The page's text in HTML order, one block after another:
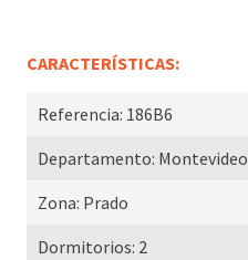
CARACTERÍSTICAS:
Referencia: 186B6
Departamento: Montevideo
Zona: Prado
Dormitorios: 2